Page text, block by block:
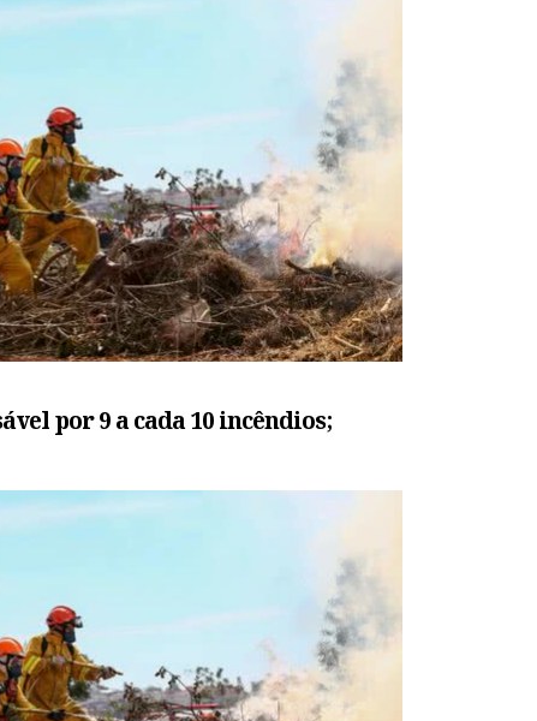
por 9 a cada 10 incêndios;